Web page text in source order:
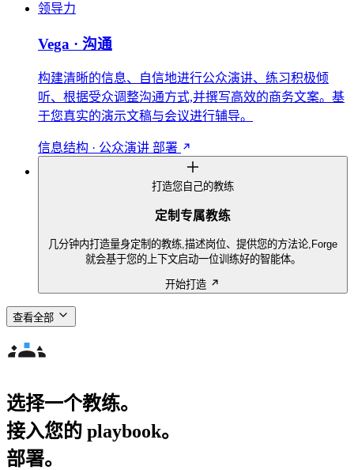
领导力
Vega · 沟通
构建清晰的信息、自信地进行公众演讲、练习积极倾
听、根据受众调整沟通方式,并撰写高效的商务文案。基
于您真实的演示文稿与会议进行辅导。
信息结构 · 公众演讲 部署
打造您自己的教练
定制专属教练
几分钟内打造量身定制的教练,描述岗位、提供您的方法论,Forge
就会基于您的上下文启动一位训练好的智能体。
开始打造
查看全部
选择一个教练。
接入您的 playbook。
部署。